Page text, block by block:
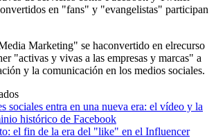
en "fans" y "evangelistas" participan
Marketing" se haconvertido en elrecurso
"activas y vivas a las empresas y marcas" a
y la comunicación en los medios sociales.
sociales entra en una nueva era: el vídeo y la
histórico de Facebook
el fin de la era del "like" en el Influencer